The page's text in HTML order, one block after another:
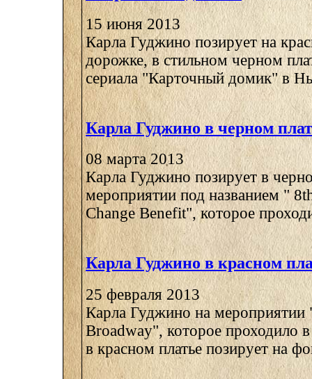
15 июня 2013
Карла Гуджино позирует на
дорожке, в стильном черном
сериала "Карточный домик" в
Карла Гуджино в черном
08 марта 2013
Карла Гуджино позирует в
мероприятии под названием "
Change Benefit", которое
Карла Гуджино в красном
25 февраля 2013
Карла Гуджино на мероприятии
Broadway", которое проходило
в красном платье позирует на